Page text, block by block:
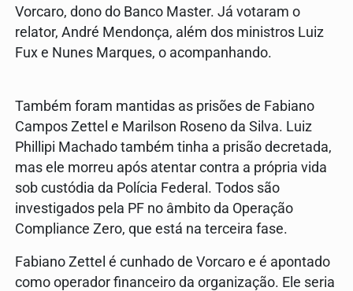
Vorcaro, dono do Banco Master. Já votaram o
relator, André Mendonça, além dos ministros Luiz
Fux e Nunes Marques, o acompanhando.
Também foram mantidas as prisões de Fabiano
Campos Zettel e Marilson Roseno da Silva. Luiz
Phillipi Machado também tinha a prisão decretada,
mas ele morreu após atentar contra a própria vida
sob custódia da Polícia Federal. Todos são
investigados pela PF no âmbito da Operação
Compliance Zero, que está na terceira fase.
Fabiano Zettel é cunhado de Vorcaro e é apontado
como operador financeiro da organização. Ele seria